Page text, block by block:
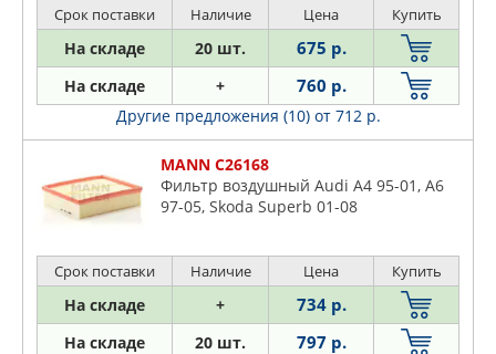
05-, PASSAT 05-
Срок поставки Наличие Цена Купить
На складе 20 шт. 675 р.
На складе + 760 р.
Другие предложения (10) от 712 р.
MANN C26168
Фильтр воздушный Audi A4 95-01, A6
97-05, Skoda Superb 01-08
Срок поставки Наличие Цена Купить
На складе + 734 р.
На складе 20 шт. 797 р.